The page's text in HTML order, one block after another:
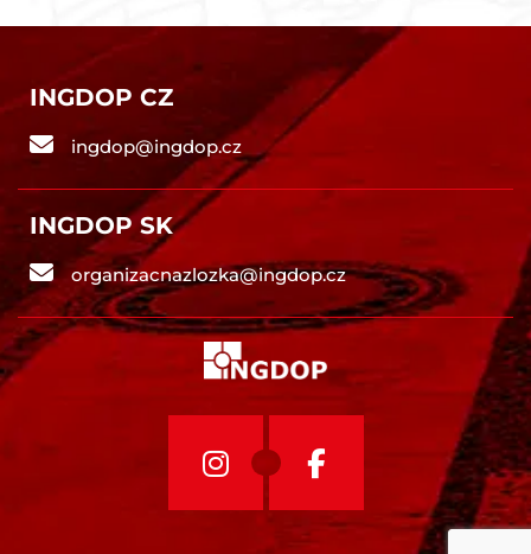
INGDOP CZ
ingdop@ingdop.cz
INGDOP SK
organizacnazlozka@ingdop.cz